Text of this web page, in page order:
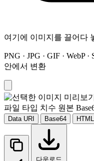
여기에 이미지를 끌어다
PNG · JPG · GIF · WebP
안에서 변환
파일 타입 치수 원본
Data URI Base64 HTML
다운로드